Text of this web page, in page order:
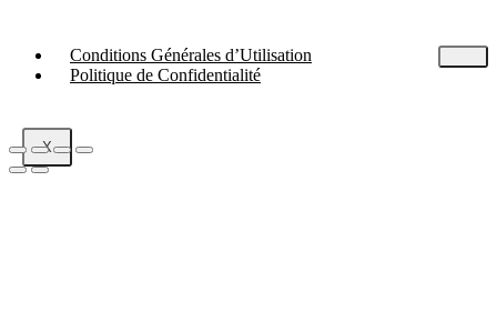
Conditions Générales d’Utilisation
Politique de Confidentialité
X